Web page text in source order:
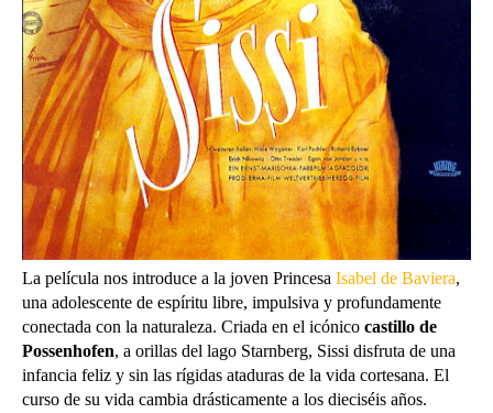
La película nos introduce a la joven Princesa Isabel de Baviera,
una adolescente de espíritu libre, impulsiva y profundamente
conectada con la naturaleza. Criada en el icónico castillo de
Possenhofen, a orillas del lago Starnberg, Sissi disfruta de una
infancia feliz y sin las rígidas ataduras de la vida cortesana. El
curso de su vida cambia drásticamente a los dieciséis años.